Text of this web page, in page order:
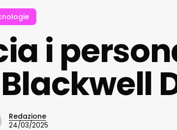
i
Redazione
24/03/2025